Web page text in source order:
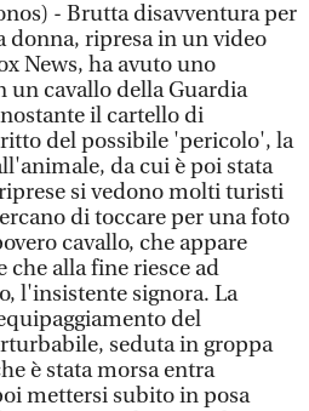
- Brutta disavventura per
donna, ripresa in un video
News, ha avuto uno
cavallo della Guardia
il cartello di
del possibile 'pericolo', la
da cui è poi stata
si vedono molti turisti
di toccare per una foto
cavallo, che appare
alla fine riesce ad
l'insistente signora. La
del
seduta in groppa
è stata morsa entra
mettersi subito in posa